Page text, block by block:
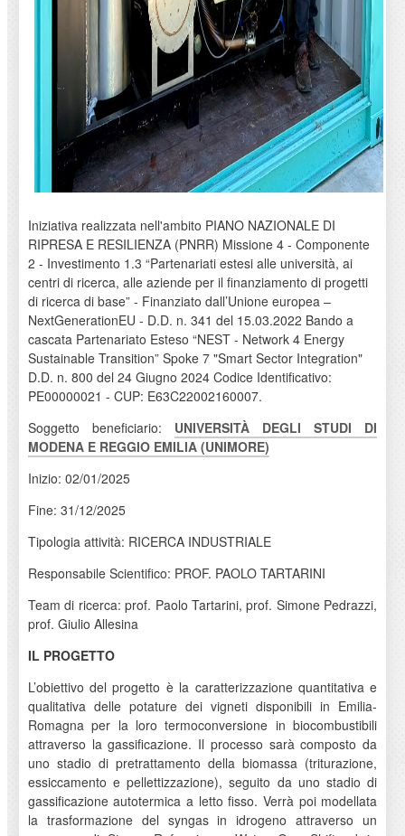
Iniziativa realizzata nell'ambito PIANO NAZIONALE DI
RIPRESA E RESILIENZA (PNRR) Missione 4 - Componente
2 - Investimento 1.3 “Partenariati estesi alle università, ai
centri di ricerca, alle aziende per il finanziamento di progetti
di ricerca di base” - Finanziato dall’Unione europea –
NextGenerationEU - D.D. n. 341 del 15.03.2022 Bando a
cascata Partenariato Esteso “NEST - Network 4 Energy
Sustainable Transition” Spoke 7 "Smart Sector Integration"
D.D. n. 800 del 24 Giugno 2024 Codice Identificativo:
PE00000021 - CUP: E63C22002160007.
Soggetto beneficiario: UNIVERSITÀ DEGLI STUDI DI
MODENA E REGGIO EMILIA (UNIMORE)
Inizio: 02/01/2025
Fine: 31/12/2025
Tipologia attività: RICERCA INDUSTRIALE
Responsabile Scientifico: PROF. PAOLO TARTARINI
Team di ricerca: prof. Paolo Tartarini, prof. Simone Pedrazzi,
prof. Giulio Allesina
IL PROGETTO
L’obiettivo del progetto è la caratterizzazione quantitativa e
qualitativa delle potature dei vigneti disponibili in Emilia-
Romagna per la loro termoconversione in biocombustibili
attraverso la gassificazione. Il processo sarà composto da
uno stadio di pretrattamento della biomassa (triturazione,
essiccamento e pellettizzazione), seguito da uno stadio di
gassificazione autotermica a letto fisso. Verrà poi modellata
la trasformazione del syngas in idrogeno attraverso un